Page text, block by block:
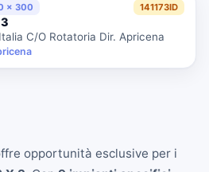
x 300 141173ID
C/O Rotatoria Dir. Apricena
opportunità esclusive per i